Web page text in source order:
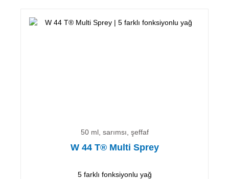
50 ml, sarımsı, şeffaf
W 44 T® Multi Sprey
5 farklı fonksiyonlu yağ